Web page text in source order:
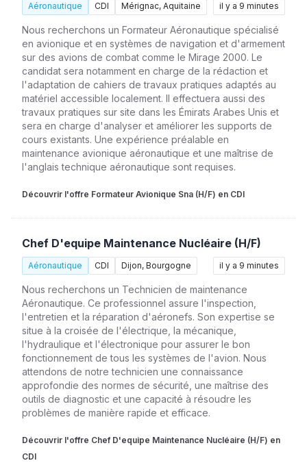
Aéronautique CDI Mérignac, Aquitaine il y a 9 minutes
Nous recherchons un Formateur Aéronautique spécialisé
en avionique et en systèmes de navigation et d'armement
sur des avions de combat comme le Mirage 2000. Le
candidat sera notamment en charge de la rédaction et
l'adaptation de cahiers de travaux pratiques adaptés au
matériel accessible localement. Il effectuera aussi des
travaux pratiques sur site dans les Émirats Arabes Unis et
sera en charge d'analyser et améliorer les supports de
cours existants. Une expérience préalable en
maintenance avionique aéronautique et une maîtrise de
l'anglais technique aéronautique sont requises.
Découvrir l'offre Formateur Avionique Sna (H/F) en CDI
Chef D'equipe Maintenance Nucléaire (H/F)
Aéronautique CDI Dijon, Bourgogne il y a 9 minutes
Nous recherchons un Technicien de maintenance
Aéronautique. Ce professionnel assure l'inspection,
l'entretien et la réparation d'aéronefs. Son expertise se
situe à la croisée de l'électrique, la mécanique,
l'hydraulique et l'électronique pour assurer le bon
fonctionnement de tous les systèmes de l'avion. Nous
attendons de notre technicien une connaissance
approfondie des normes de sécurité, une maîtrise des
outils de diagnostic et une capacité à résoudre les
problèmes de manière rapide et efficace.
Découvrir l'offre Chef D'equipe Maintenance Nucléaire (H/F) en
CDI